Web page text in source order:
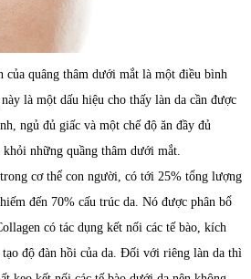
quâng thâm dưới mắt là một điều bình
là một dấu hiệu cho thấy làn da cần được
ngủ đủ giấc và một chế độ ăn đầy đủ
khỏi những quầng thâm dưới mắt.
cơ thể con người, có tới 25% tổng lượng
đến 70% cấu trúc da. Nó được phân bổ
có tác dụng kết nối các tế bào, kích
độ đàn hồi của da. Đối với riêng làn da thì